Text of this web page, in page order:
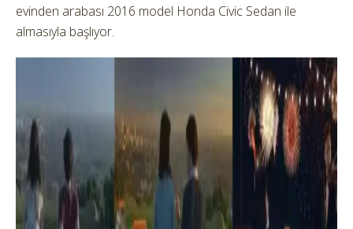
evinden arabası 2016 model Honda Civic Sedan ile
almasıyla başlıyor.